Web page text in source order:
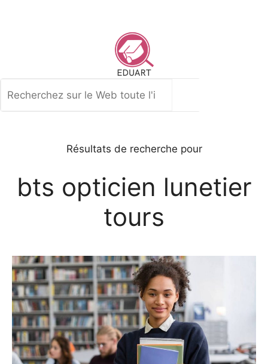
Résultats de recherche pour
bts opticien lunetier
tours